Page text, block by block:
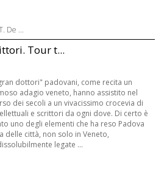
De ...
Tour t...
dottori" padovani, come recita un
adagio veneto, hanno assistito nel
dei secoli a un vivacissimo crocevia di
e scrittori da ogni dove. Di certo è
uno degli elementi che ha reso Padova
delle città, non solo in Veneto,
legate ...